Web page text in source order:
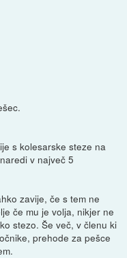
s kolesarske steze na
v največ 5
zavije, če s tem ne
če mu je volja, nikjer ne
stezo. Še več, v členu ki
prehode za pešce